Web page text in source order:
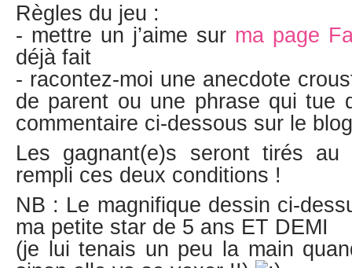
Règles du jeu :
- mettre un j’aime sur ma page
déjà fait
- racontez-moi une anecdote
de parent ou une phrase qui tue
commentaire ci-dessous sur le blog
Les gagnant(e)s seront tirés au
rempli ces deux conditions !
NB : Le magnifique dessin ci-
ma petite star de 5 ans ET DEMI
(je lui tenais un peu la main